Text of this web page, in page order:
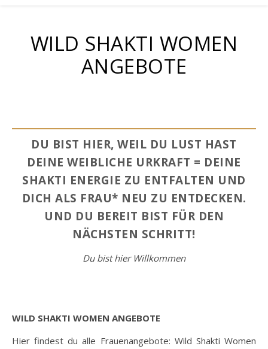
WILD SHAKTI WOMEN
ANGEBOTE
DU BIST HIER, WEIL DU LUST HAST
DEINE WEIBLICHE URKRAFT = DEINE
SHAKTI ENERGIE ZU ENTFALTEN UND
DICH ALS FRAU* NEU ZU ENTDECKEN.
UND DU BEREIT BIST FÜR DEN
NÄCHSTEN SCHRITT!
Du bist hier Willkommen
WILD SHAKTI WOMEN ANGEBOTE
Hier findest du alle Frauenangebote: Wild Shakti Women